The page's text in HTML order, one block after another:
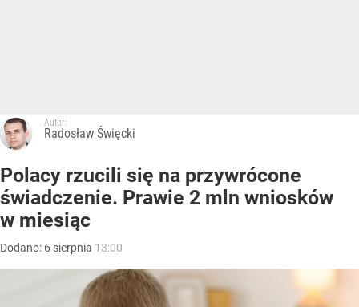
Autor:
Radosław Święcki
Polacy rzucili się na przywrócone
świadczenie. Prawie 2 mln wniosków
w miesiąc
Dodano: 6 sierpnia 13:00